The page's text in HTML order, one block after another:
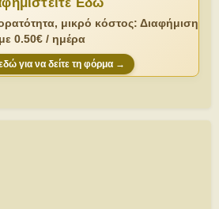
μικρό κόστος: Διαφήμιση
με 0.50€ / ημέρα
για να δείτε τη φόρμα →